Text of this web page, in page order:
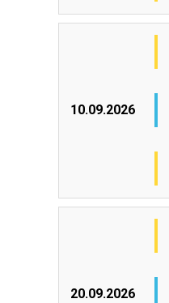
10.09.2026
20.09.2026